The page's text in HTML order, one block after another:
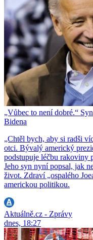
„Vůbec to není dobré.“
Bidena
„Chtěl bych, aby si radši
otci. Bývalý americký
podstupuje léčbu rakoviny
Jeho syn nyní popsal, jak
život. Zdraví „ospalého
americkou politikou.
Aktuálně.cz - Zprávy
dnes, 18:27